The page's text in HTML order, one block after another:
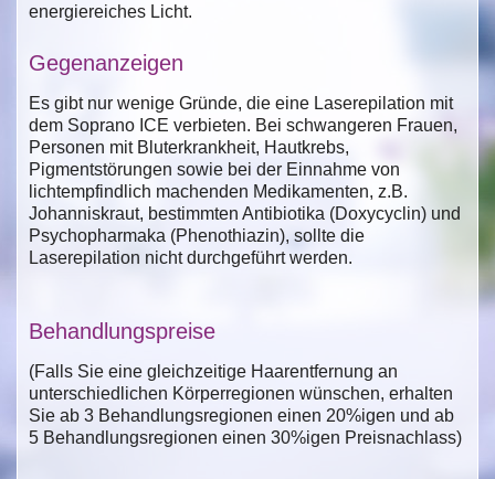
energiereiches Licht.
Gegenanzeigen
Es gibt nur wenige Gründe, die eine Laserepilation mit
dem Soprano ICE verbieten. Bei schwangeren Frauen,
Personen mit Bluterkrankheit, Hautkrebs,
Pigmentstörungen sowie bei der Einnahme von
lichtempfindlich machenden Medikamenten, z.B.
Johanniskraut, bestimmten Antibiotika (Doxycyclin) und
Psychopharmaka (Phenothiazin), sollte die
Laserepilation nicht durchgeführt werden.
Behandlungspreise
(Falls Sie eine gleichzeitige Haarentfernung an
unterschiedlichen Körperregionen wünschen, erhalten
Sie ab 3 Behandlungsregionen einen 20%igen und ab
5 Behandlungsregionen einen 30%igen Preisnachlass)